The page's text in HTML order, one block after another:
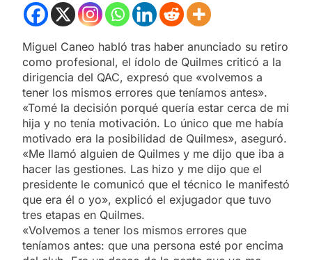
Miguel Caneo habló tras haber anunciado su retiro
como profesional, el ídolo de Quilmes criticó a la
dirigencia del QAC, expresó que «volvemos a
tener los mismos errores que teníamos antes».
«Tomé la decisión porqué quería estar cerca de mi
hija y no tenía motivación. Lo único que me había
motivado era la posibilidad de Quilmes», aseguró.
«Me llamó alguien de Quilmes y me dijo que iba a
hacer las gestiones. Las hizo y me dijo que el
presidente le comunicó que el técnico le manifestó
que era él o yo», explicó el exjugador que tuvo
tres etapas en Quilmes.
«Volvemos a tener los mismos errores que
teníamos antes: que una persona esté por encima